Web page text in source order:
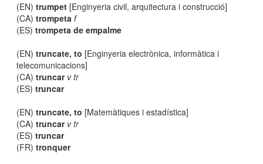
(EN)trumpet [Enginyeria civil, arquitectura i construcció]
(CA)trompeta f
(ES)trompeta de empalme
(EN)truncate, to [Enginyeria electrònica, informàtica i
telecomunicacions]
(CA)truncar v tr
(ES)truncar
(EN)truncate, to [Matemàtiques i estadística]
(CA)truncar v tr
(ES)truncar
(FR)tronquer